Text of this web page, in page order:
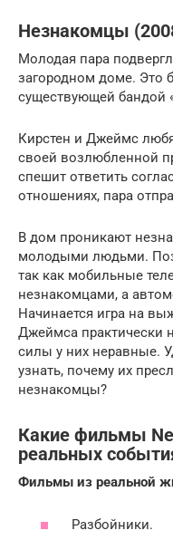
Незнакомцы
Молодая пара
загородном доме. Это
существующей бандой
Кирстен и Джеймс
своей возлюбленной
спешит ответить
отношениях, пара
В дом проникают
молодыми людьми.
так как мобильные
незнакомцами, а
Начинается игра на
Джеймса практически
силы у них неравные.
узнать, почему их
незнакомцы?
Какие фильмы
реальных
Фильмы из реальной
Разбойники.